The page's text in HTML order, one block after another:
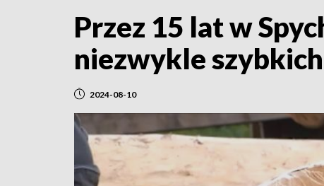
Przez 15 lat w
niezwykle
2024-08-10